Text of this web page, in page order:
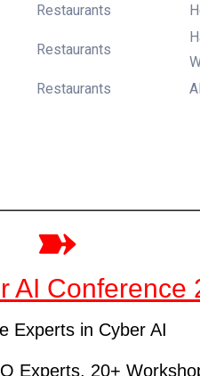
Restaurants
Restaurants
Restaurants